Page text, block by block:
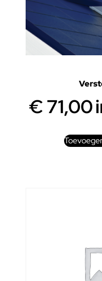
€71,00